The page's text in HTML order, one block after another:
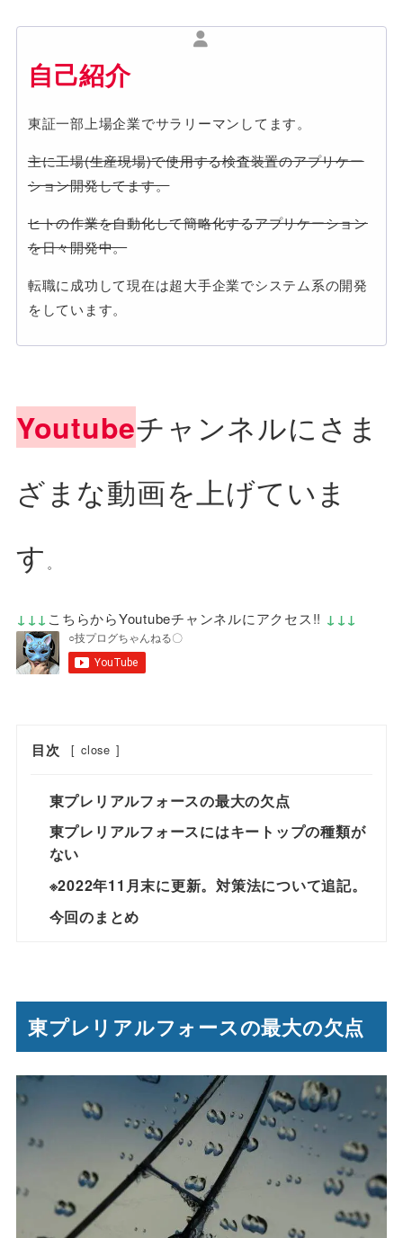
自己紹介
東証一部上場企業でサラリーマンしてます。
主に工場(生産現場)で使用する検査装置のアプリケー
ション開発してます。
ヒトの作業を自動化して簡略化するアプリケーション
を日々開発中。
転職に成功して現在は超大手企業でシステム系の開発
をしています。
Youtubeチャンネルにさま
ざまな動画を上げていま
す 。
↓↓↓ こちらからYoutubeチャンネルにアクセス!! ↓↓↓
目次 [ close ]
東プレリアルフォースの最大の欠点
東プレリアルフォースにはキートップの種類が
ない
※2022年11月末に更新。対策法について追記。
今回のまとめ
東プレリアルフォースの最大の欠点